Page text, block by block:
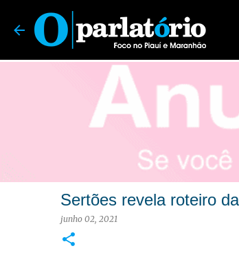
O Parlatório | Foco no Piauí e Maranhão
Sertões revela roteiro
junho 02, 2021